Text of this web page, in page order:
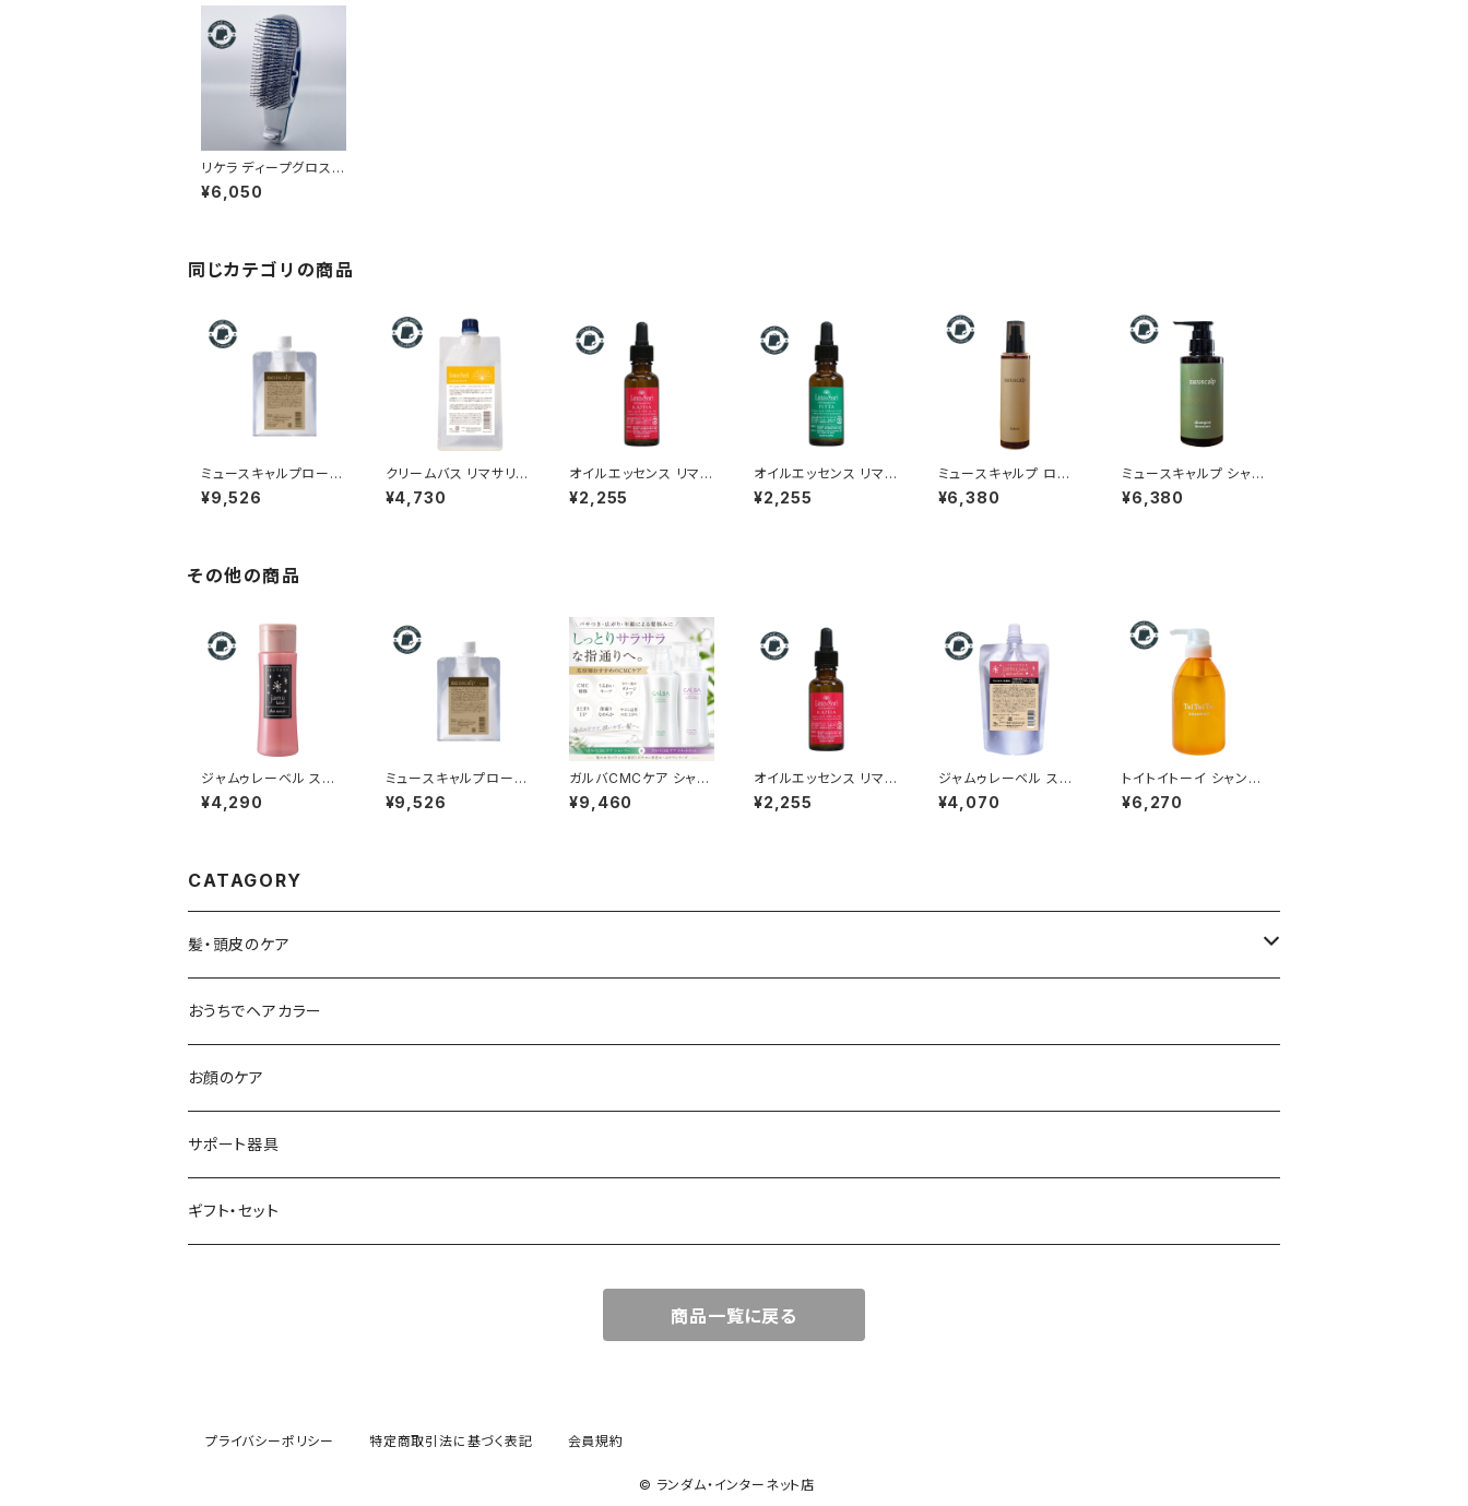
リケラ ディープグロスブ
ラシ｜トリートメントを
ムラなくなじませるヘア
¥6,050
同じカテゴリの商品
ミュースキャルプローシ
ョン 500g｜リトルサイ
エンティスト正規品【詰
¥9,526
クリームバス リマサリ 5
00g 【頭皮用改善クリ
ーム】
¥4,730
オイルエッセンス リマサ
リ フォー カパ｜頭皮の
ベタつき・ニオイ・脂性
¥2,255
オイルエッセンス リマサ
リ フォー ピッタ｜敏感
頭皮・頭皮の赤み・ヒリ
¥2,255
ミュースキャルプ ロー
ション 180mL｜頭皮の
乾燥・フケ・かゆみに（無
¥6,380
ミュースキャルプ シャン
プー フォーカスケア28
0mL(ボトル) 正規品
¥6,380
その他の商品
ジャムゥレーベル スキ
ンセラム アルシオネ 15
0ml｜リトルサイエンテ
¥4,290
ミュースキャルプローシ
ョン 500g｜リトルサイ
エンティスト正規品【詰
¥9,526
ガルバCMCケア シャン
プー＆トリートメント 各
400ml｜パサつき・広
¥9,460
オイルエッセンス リマサ
リ フォー カパ｜頭皮の
ベタつき・ニオイ・脂性
¥2,255
ジャムゥレーベル スキ
ンセラム アルシオネ 15
0g 詰替え｜乾燥・ゆら
¥4,070
トイトイトーイ シャンプ
ー 400ml｜リトルサイ
エンティスト正規品
¥6,270
CATAGORY
髪・頭皮のケア
シャンプー
流すトリートメント
流さないトリートメント
頭皮ケア
おうちでヘアカラー
お顔のケア
サポート器具
ギフト・セット
商品一覧に戻る
プライバシーポリシー 特定商取引法に基づく表記 会員規約
© ランダム・インターネット店